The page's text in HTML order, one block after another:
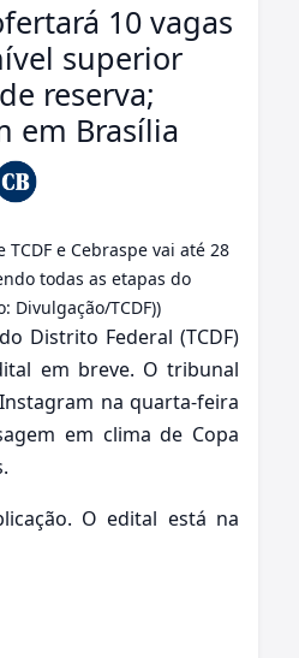
10 vagas
superior
reserva;
em Brasília
e Cebraspe vai até 28
todas as etapas do
Divulgação/TCDF))
Distrito Federal (TCDF)
em breve. O tribunal
na quarta-feira
em clima de Copa
O edital está na